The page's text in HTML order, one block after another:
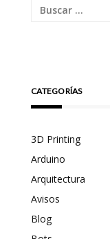
Buscar:
CATEGORÍAS
3D Printing
Arduino
Arquitectura
Avisos
Blog